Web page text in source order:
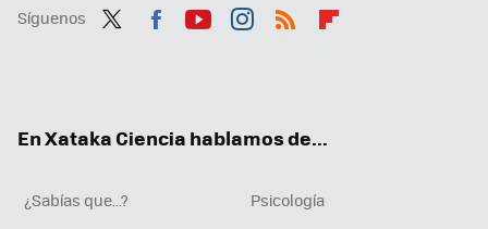
Síguenos
En Xataka Ciencia hablamos de...
¿Sabías que...?
Psicología